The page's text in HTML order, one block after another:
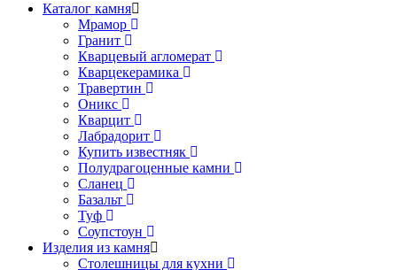
Каталог камня
Мрамор
Гранит
Кварцевый агломерат
Кварцекерамика
Травертин
Оникс
Кварцит
Лабрадорит
Купить известняк
Полудрагоценные камни
Сланец
Базальт
Туф
Соупстоун
Изделия из камня
Столешницы для кухни